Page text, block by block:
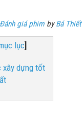
Đánh giá phimbyBá Thiết
lục]
xây dựng tốt